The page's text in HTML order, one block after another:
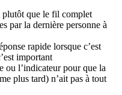
plutôt que le fil complet
par la dernière personne à
rapide lorsque c’est
important
ou l’indicateur pour que la
plus tard) n’ait pas à tout